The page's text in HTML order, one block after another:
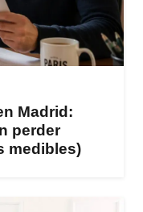
Madrid:
perder
medibles)